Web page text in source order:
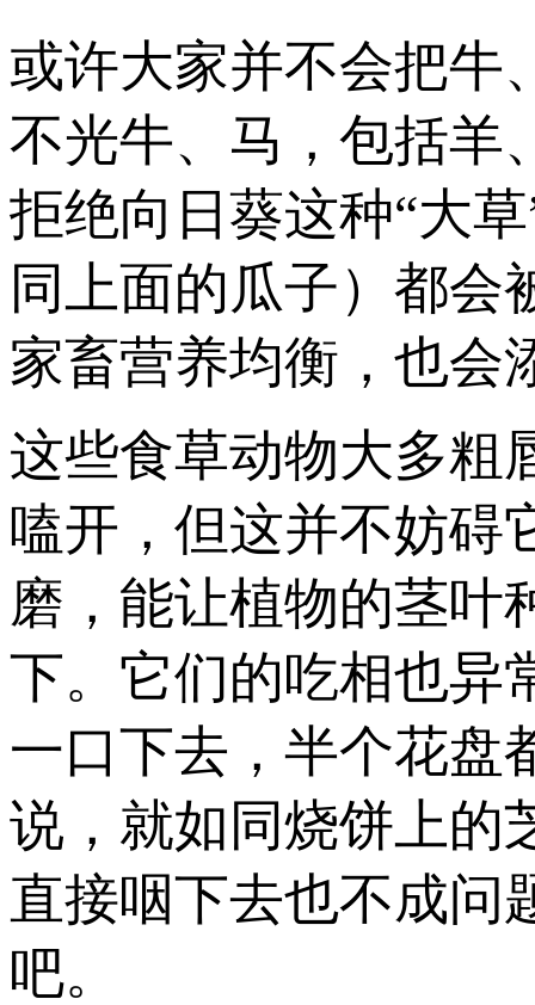
或许大家并不会把牛
不光牛、马，包括羊
拒绝向日葵这种“大
同上面的瓜子）都会
家畜营养均衡，也会
这些食草动物大多粗
嗑开，但这并不妨碍
磨，能让植物的茎叶
下。它们的吃相也异
一口下去，半个花盘
说，就如同烧饼上的
直接咽下去也不成问
吧。